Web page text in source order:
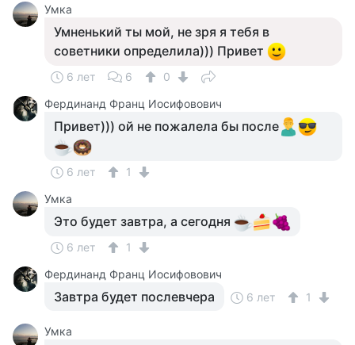
Умка
Умненький ты мой, не зря я тебя в
советники определила))) Привет
6 лет 6
0
Фердинанд Франц Иосифовович
Привет))) ой не пожалела бы после
6 лет
1
Умка
Это будет завтра, а сегодня
6 лет
1
Фердинанд Франц Иосифовович
Завтра будет послевчера 6 лет 1
Умка